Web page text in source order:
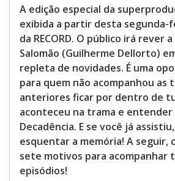
A edição especial da
exibida a partir desta segunda-
da RECORD. O público irá rever
Salomão (Guilherme Dellorto)
repleta de novidades. É uma
para quem não acompanhou as
anteriores ficar por dentro de
aconteceu na trama e entender
Decadência. E se você já
esquentar a memória! A seguir,
sete motivos para acompanhar
episódios!